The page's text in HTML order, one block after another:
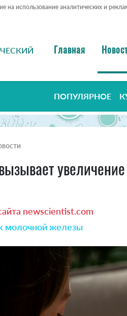
на использование аналитических и
Главная
ПОПУЛЯРНОЕ
newscientist.com
молочной железы